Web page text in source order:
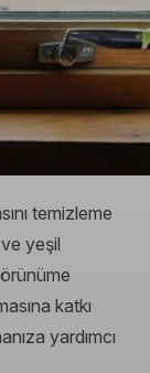
temizleme
yeşil
katkı
yardımcı